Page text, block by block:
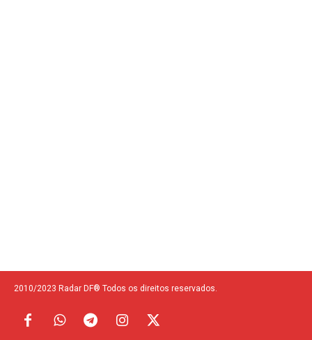
2010/2023 Radar DF® Todos os direitos reservados.